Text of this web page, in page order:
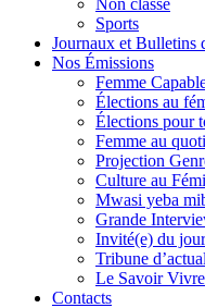
Non classé
Sports
Journaux et Bulletins
Nos Émissions
Femme
Élections au
Élections pour
Femme au
Projection
Culture au
Mwasi yeba
Grande
Invité(e) du jour
Tribune
Le Savoir Vivre
Contacts